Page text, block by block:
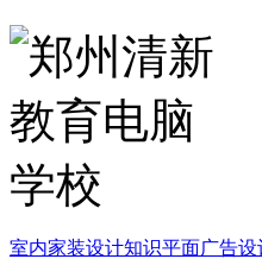
室内家装设计知识平面广告设